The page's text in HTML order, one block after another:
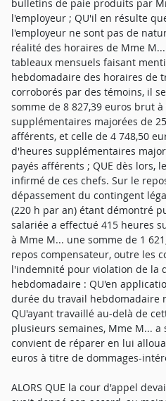
bulletins de paie produits par
l'employeur ; QU'il en résulte
l'employeur ne sont pas de
réalité des horaires de Mme
tableaux mensuels faisant
hebdomadaire des horaires de
corroborés par des témoins, il
somme de 8 827,39 euros brut
supplémentaires majorées de
afférents, et celle de 4 748,50
d'heures supplémentaires
payés afférents ; QUE dès lors,
infirmé de ces chefs. Sur le
dépassement du contingent
(220 h par an) étant démontré
salariée a effectué 415 heures
à Mme M... une somme de 1
repos compensateur, outre les
l'indemnité pour violation de la
hebdomadaire : QU'en
durée du travail hebdomadaire
QU'ayant travaillé au-delà de
plusieurs semaines, Mme M...
convient de réparer en lui
euros à titre de dommages-
ALORS QUE la cour d'appel